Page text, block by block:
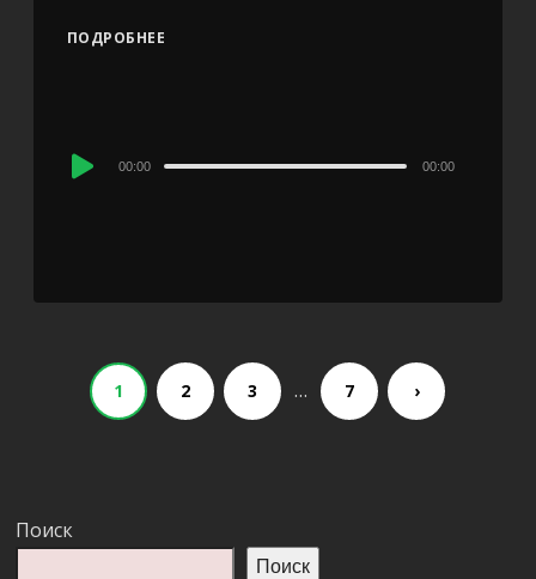
ПОДРОБНЕЕ
Audio
00:00 00:00
1 2 3 … 7 ›
Поиск
Поиск